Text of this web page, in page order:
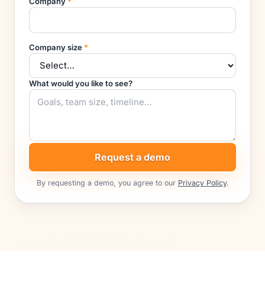
Company size *
What would you like to see?
Request a demo
By requesting a demo, you agree to our Privacy Policy.